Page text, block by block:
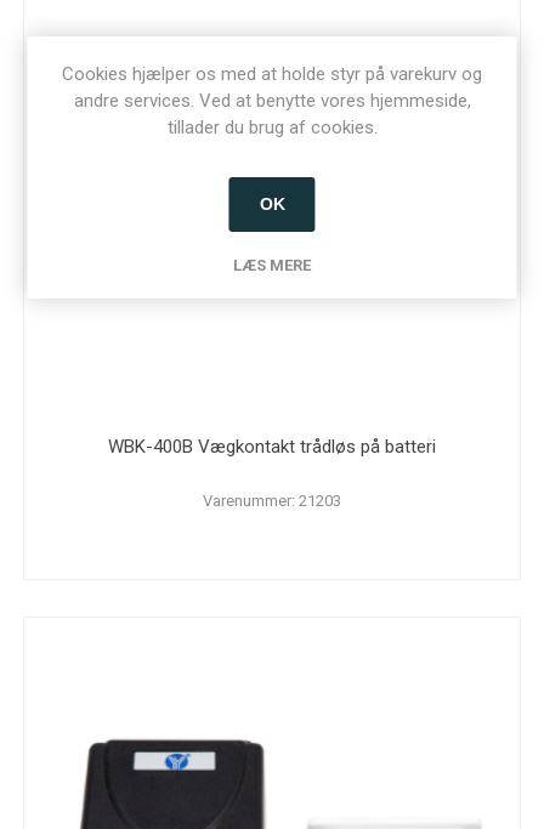
WBK-400B Vægkontakt trådløs på batteri
Varenummer: 21203
Cookies hjælper os med at holde styr på varekurv og
andre services. Ved at benytte vores hjemmeside,
tillader du brug af cookies.
OK
LÆS MERE